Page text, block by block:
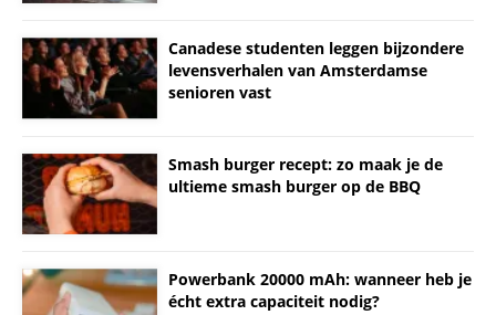
Canadese studenten leggen bijzondere
levensverhalen van Amsterdamse
senioren vast
Smash burger recept: zo maak je de
ultieme smash burger op de BBQ
Powerbank 20000 mAh: wanneer heb je
écht extra capaciteit nodig?